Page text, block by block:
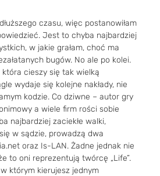
czasu, więc postanowiłam
Jest to chyba najbardziej
w jakie grałam, choć ma
bugów. No ale po kolei.
która cieszy się tak wielką
wydaje się kolejne nakłady, nie
kodzie. Co dziwne – autor gry
a wiele firm rości sobie
najbardziej zaciekłe walki,
w sądzie, prowadzą dwa
oraz Is-LAN. Żadne jednak nie
to oni reprezentują twórcę „Life”.
którym kierujesz jednym